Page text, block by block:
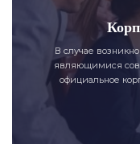
В случае
являющимися
официальное